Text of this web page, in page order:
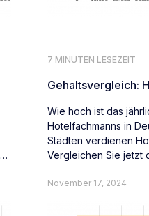
7 MINUTEN LESEZEIT
Gehaltsvergleich:
Wie hoch ist das
Hotelfachmanns in
Städten verdienen
Vergleichen Sie jetzt
November 17, 2024